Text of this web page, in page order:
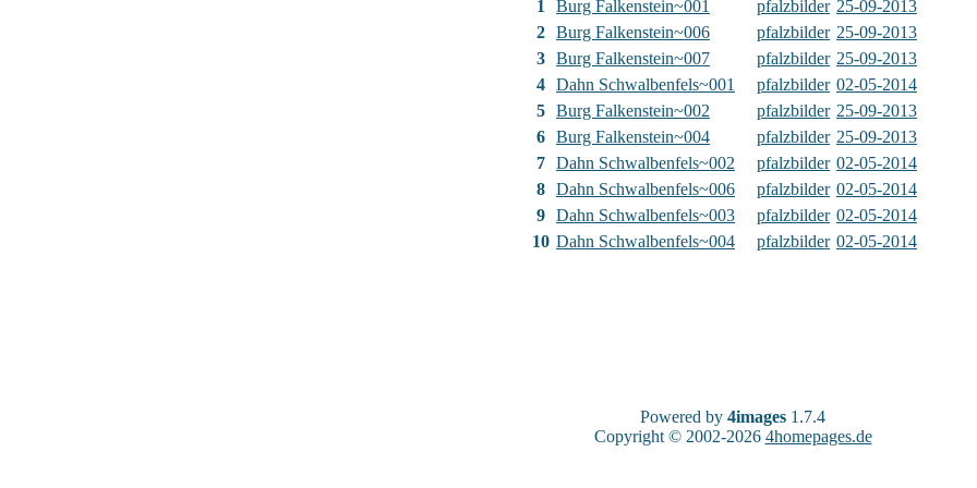
1
Burg Falkenstein~001 pfalzbilder 25-09-2013
2 Burg Falkenstein~006 pfalzbilder 25-09-2013
3 Burg Falkenstein~007 pfalzbilder 25-09-2013
4 Dahn Schwalbenfels~001 pfalzbilder 02-05-2014
5 Burg Falkenstein~002 pfalzbilder 25-09-2013
6 Burg Falkenstein~004 pfalzbilder 25-09-2013
7 Dahn Schwalbenfels~002 pfalzbilder 02-05-2014
8 Dahn Schwalbenfels~006 pfalzbilder 02-05-2014
9 Dahn Schwalbenfels~003 pfalzbilder 02-05-2014
10 Dahn Schwalbenfels~004 pfalzbilder 02-05-2014
Powered by 4images 1.7.4
Copyright © 2002-2026 4homepages.de